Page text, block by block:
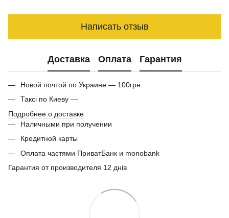
Написать отзыв
Доставка Оплата Гарантия
Новой почтой по Украине — 100грн.
Таксі по Киеву —
Подробнее о доставке
Наличными при получении
Кредитной карты
Оплата частями ПриватБанк и monobank
Гарантия от производителя 12 днів